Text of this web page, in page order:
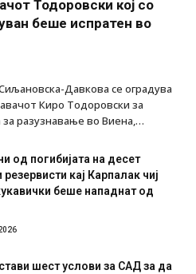
Тодоровски кој со
беше испратен во
Давкова се оградува
Киро Тодоровски за
за разузнавање во Виена,…
од погибијата на десет
кај Карпалак чиј
беше нападнат од
шест услови за САД за да